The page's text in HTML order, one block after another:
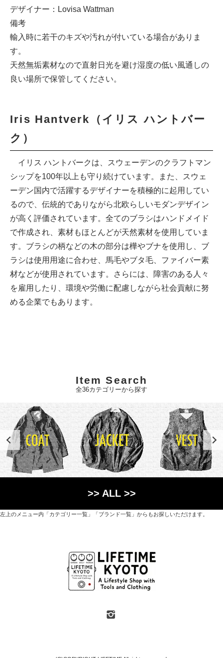
デザイナー：Lovisa Wattman
備考
輸入時に若干のキズや汚れが付いている場合がありま
す。
天然無垢素材なので直射日光を避け湿度の低い風通しの
良い場所で保管してください。
Iris Hantverk（イリス ハントバー
ク）
イリス ハントバークは、スウェーデンのクラフトマン
シップを100年以上も守り続けています。また、スウェ
ーデン国内で活躍するデザイナーを積極的に起用してい
るので、伝統的でありながら北欧らしいモダンデザイン
が高く評価されています。全てのブラシはハンドメイド
で作成され、素材もほとんどが天然素材を使用していま
す。ブラシの柄などの木の部分は樺やブナを使用し、ブ
ラシは使用用途に合わせ、馬毛やブタ毛、ファイバー素
材などが使用されています。さらには、障害のある人々
を雇用したり、環境や労働に配慮しながら社会貢献に努
める企業でもあります。
Item Search
全36カテゴリーから探す
>> ALL >>
左上のメニュー内「カテゴリー一覧」「ブランド一覧」からもお探しいただけます。
オリジナルを含むファッションアイテムが中心の
京都・紫野にあるライフスタイルショップです。
京都府京都市北区紫野上築山町21（1階と2階）
定休日 / 水・日曜